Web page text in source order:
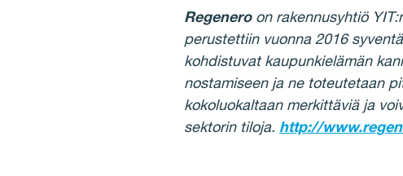
Regeneroon rakennusyhtiö
perustettiin vuonna 2016
kohdistuvat kaupunkielämän
nostamiseen ja ne toteutetaan
kokoluokaltaan merkittäviä ja
sektorin tiloja. http://